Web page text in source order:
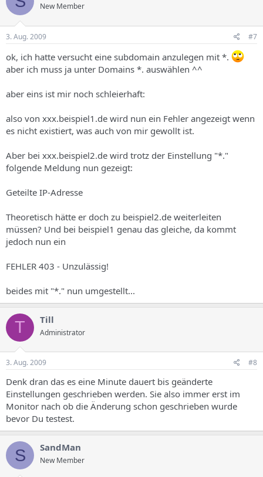
New Member
3. Aug. 2009 #7
ok, ich hatte versucht eine subdomain anzulegen mit *.
aber ich muss ja unter Domains *. auswählen ^^
aber eins ist mir noch schleierhaft:
also von xxx.beispiel1.de wird nun ein Fehler angezeigt wenn
es nicht existiert, was auch von mir gewollt ist.
Aber bei xxx.beispiel2.de wird trotz der Einstellung "*."
folgende Meldung nun gezeigt:
Geteilte IP-Adresse
Theoretisch hätte er doch zu beispiel2.de weiterleiten
müssen? Und bei beispiel1 genau das gleiche, da kommt
jedoch nun ein
FEHLER 403 - Unzulässig!
beides mit "*." nun umgestellt...
T Till
Administrator
3. Aug. 2009 #8
Denk dran das es eine Minute dauert bis geänderte
Einstellungen geschrieben werden. Sie also immer erst im
Monitor nach ob die Änderung schon geschrieben wurde
bevor Du testest.
S SandMan
New Member